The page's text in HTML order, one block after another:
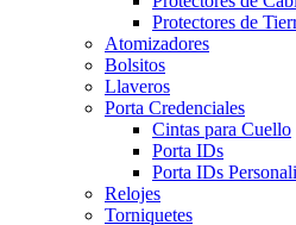
Protectores de
Atomizadores
Bolsitos
Llaveros
Porta Credenciales
Cintas para Cuello
Porta IDs
Porta IDs
Relojes
Torniquetes